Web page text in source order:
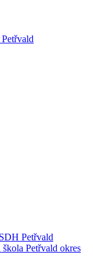
Petřvald
Petřvald okres